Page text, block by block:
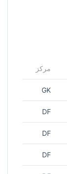
مركز
GK
DF
DF
DF